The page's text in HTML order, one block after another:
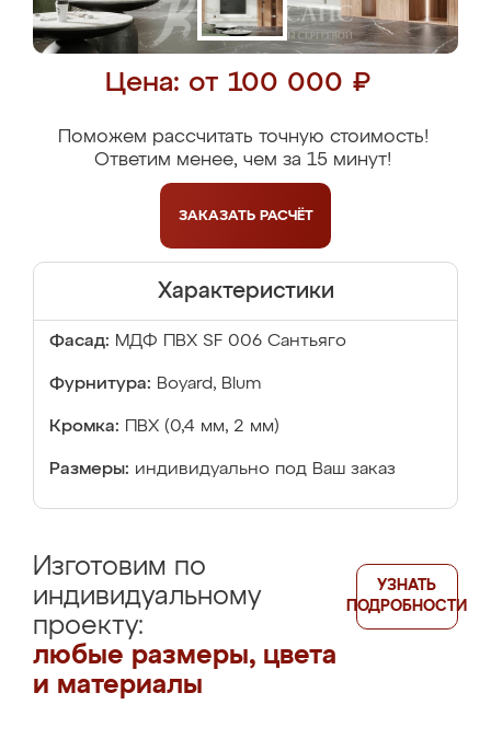
Цена: от 100 000 ₽
Поможем рассчитать точную стоимость!
Ответим менее, чем за 15 минут!
ЗАКАЗАТЬ РАСЧЁТ
Характеристики
Фасад: МДФ ПВХ SF 006 Сантьяго
Фурнитура: Boyard, Blum
Кромка: ПВХ (0,4 мм, 2 мм)
Размеры: индивидуально под Ваш заказ
Изготовим по
индивидуальному
проекту:
любые размеры, цвета
и материалы
УЗНАТЬ
ПОДРОБНОСТИ